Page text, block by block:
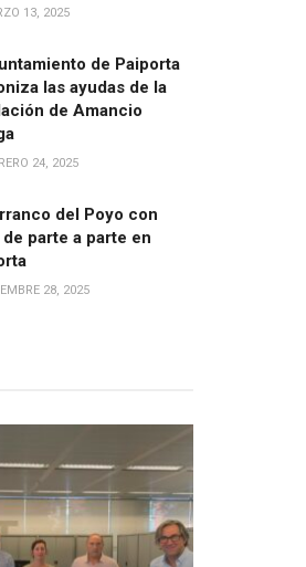
13, 2025
de Paiporta
las ayudas de la
de Amancio
24, 2025
del Poyo con
de parte a parte en
28, 2025